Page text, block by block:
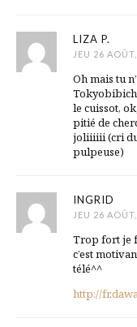
LIZA P.
JEU 26
Oh mais tu
le cuissot,
pitié de
joliiiiii (cri
pulpeuse)
INGRID
JEU 26
Trop fort je
c’est
télé^^
http://